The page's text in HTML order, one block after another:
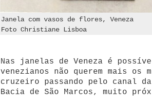
Janela com vasos de flores, Veneza
Foto Christiane Lisboa
Nas janelas de Veneza é
venezianos não querem mais os
cruzeiro passando pelo canal
Bacia de São Marcos, muito